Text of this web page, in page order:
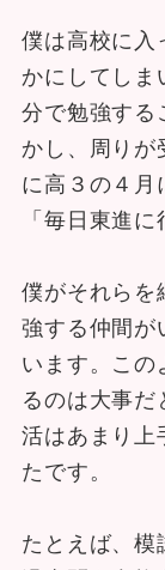
僕は高校に入
かにしてしま
分で勉強する
かし、周り
に高３の４
「毎日東進
僕がそれら
強する仲間が
います。この
るのは大事
活はあまり上
たです。
たとえば、模